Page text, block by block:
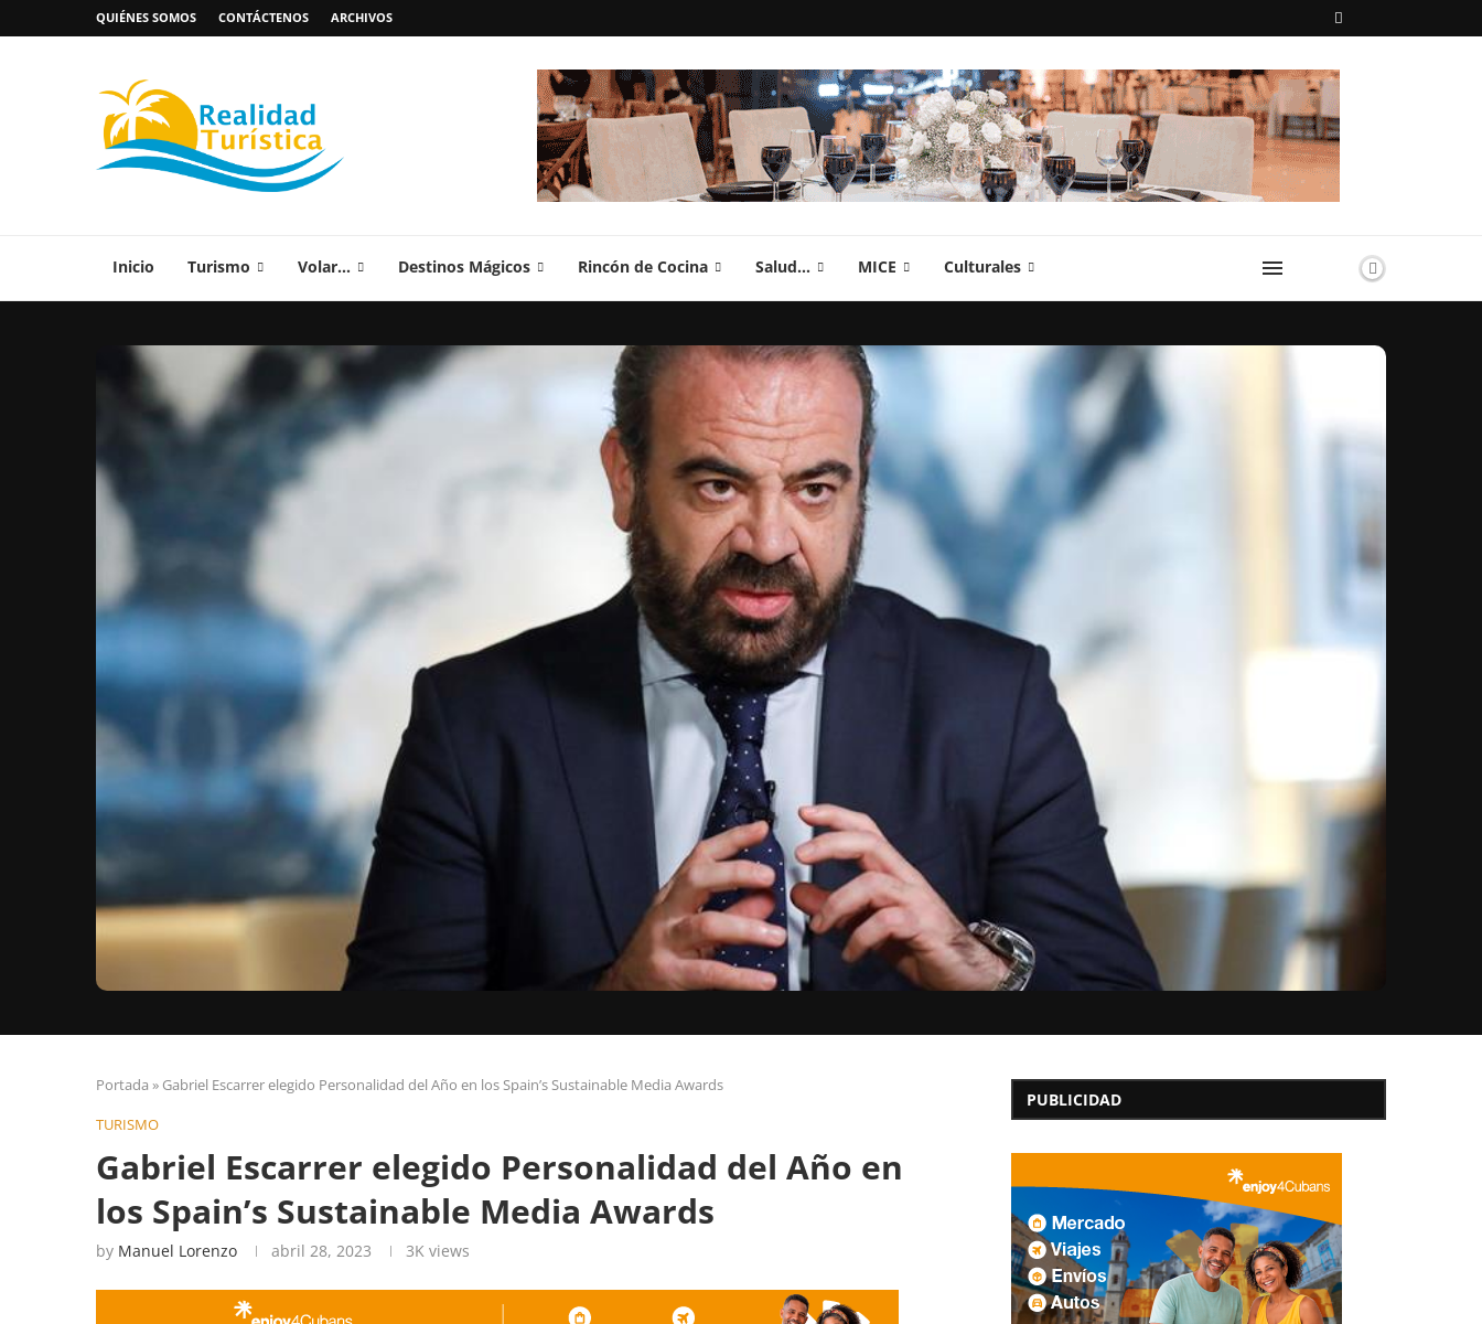
QUIÉNES SOMOS CONTÁCTENOS ARCHIVOS
Inicio Turismo Volar… Destinos Mágicos Rincón de Cocina Salud… MICE Culturales
Portada » Gabriel Escarrer elegido Personalidad del Año en los Spain’s Sustainable Media Awards
TURISMO
Gabriel Escarrer elegido Personalidad del Año en
los Spain’s Sustainable Media Awards
by Manuel Lorenzo abril 28, 2023 3K views
PUBLICIDAD